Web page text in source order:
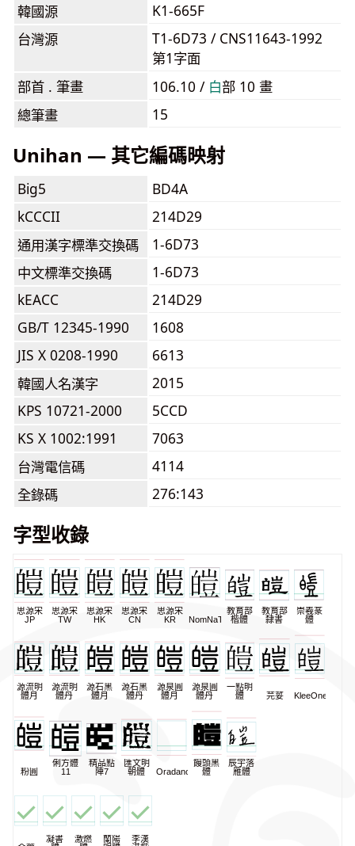
韓國源
K1-665F
台灣源
T1-6D73 / CNS11643-1992
第1字面
部首 . 筆畫
106.10 / ⽩部 10 畫
總筆畫
15
Unihan — 其它編碼映射
Big5
BD4A
kCCCII
214D29
通用漢字標準交換碼
1-6D73
中文標準交換碼
1-6D73
kEACC
214D29
GB/T 12345-1990
1608
JIS X 0208-1990
6613
韓國人名漢字
2015
KPS 10721-2000
5CCD
KS X 1002:1991
7063
台灣電信碼
4114
全錄碼
276:143
字型收錄
思源宋
JP
思源宋
TW
思源宋
HK
思源宋
CN
思源宋
KR
NomNaTong
教育部
楷體
教育部
隸書
崇羲篆
體
源流明
體月
源流明
體丹
源石黑
體月
源石黑
體丹
源泉圓
體月
源泉圓
體丹
一點明
體
芫荽 KleeOne
粉圓
俐方體
11
精品點
陣7
匯文明
朝體
Oradano
饅頭黑
體
辰宇落
雁體
凝書
激燃
蘭陽
李漢